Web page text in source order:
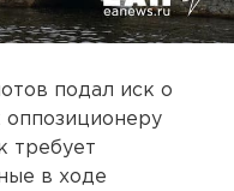
подал иск о
оппозиционеру
требует
в ходе